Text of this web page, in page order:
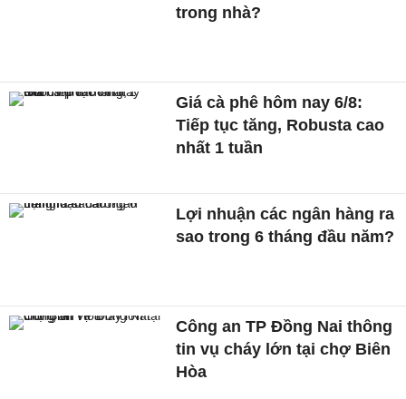
trong nhà?
Giá cà phê hôm nay 6/8:
Tiếp tục tăng, Robusta cao
nhất 1 tuần
Lợi nhuận các ngân hàng ra
sao trong 6 tháng đầu năm?
Công an TP Đồng Nai thông
tin vụ cháy lớn tại chợ Biên
Hòa